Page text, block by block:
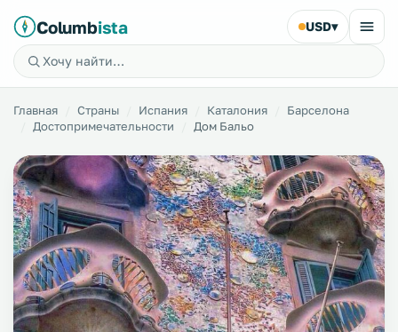
Columbista USD▾
Главная Страны Испания Каталония
Барселона
Достопримечательности
Дом Бальо